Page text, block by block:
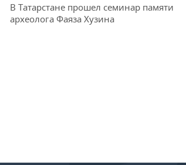
В Татарстане прошел семинар памяти
археолога Фаяза Хузина